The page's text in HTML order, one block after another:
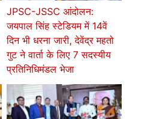
JPSC-JSSC आंदोलन:
जयपाल सिंह स्टेडियम में 14वें
दिन भी धरना जारी, देवेंद्र महतो
गुट ने वार्ता के लिए 7 सदस्यीय
प्रतिनिधिमंडल भेजा